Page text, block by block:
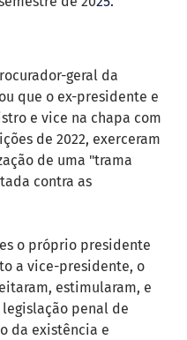
geral da
que o ex-presidente e
e vice na chapa com
de 2022, exerceram
de uma "trama
contra as
o próprio presidente
a vice-presidente, o
estimularam, e
penal de
da existência e